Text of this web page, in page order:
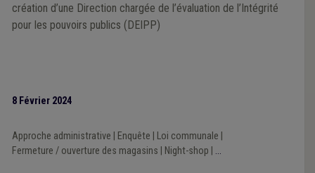
création d’une Direction chargée de l’évaluation de l’Intégrité
pour les pouvoirs publics (DEIPP)
8 Février 2024
Approche administrative Enquête Loi communale
Fermeture / ouverture des magasins
Night-shop ...